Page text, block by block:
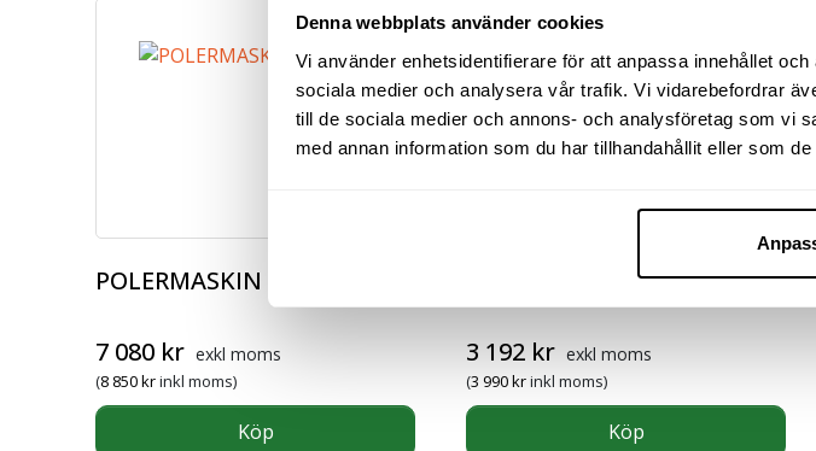
Denna webbplats använder cookies
Vi använder enhetsidentifierare för att anpassa innehållet
sociala medier och analysera vår trafik. Vi vidarebefordrar
till de sociala medier och annons- och analysföretag som vi
med annan information som du har tillhandahållit eller som
POLERMASKIN 314A
7 080 kr exkl moms
(8 850krinkl moms)
Köp
SLIPMASKIN 312A
3 192 kr exkl moms
(3 990krinkl moms)
Köp